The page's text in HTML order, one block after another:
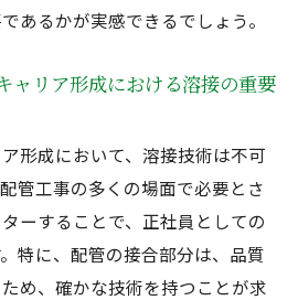
あるかが実感できるでしょう。
ャリア形成における溶接の重要
形成において、溶接技術は不可
管工事の多くの場面で必要とさ
ーすることで、正社員としての
特に、配管の接合部分は、品質
め、確かな技術を持つことが求